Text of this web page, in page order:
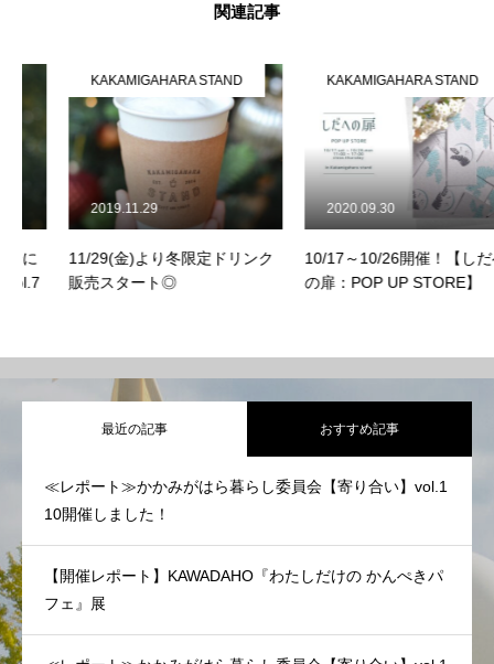
関連記事
KAKAMIGAHARA STAND
11/29(金)より冬限定ドリンク
販売スタート◎
2019.11.29
KAKAMIGAHARA STAND
10/17～10/26開催！【しだへ
の扉：POP UP STORE】
2020.09.30
最近の記事 おすすめ記事
≪レポート≫かかみがはら暮らし委員会【寄り合い】vol.1
10開催しました！
【開催レポート】KAWADAHO『わたしだけの かんぺきパ
フェ』展